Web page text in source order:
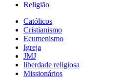
Religião
Católicos
Cristianismo
Ecumenismo
Igreja
JMJ
liberdade religiosa
Missionários